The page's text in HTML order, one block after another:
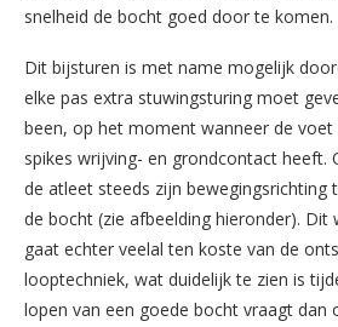
snelheid de bocht goed door te komen.
Dit bijsturen is met name mogelijk
elke pas extra stuwingsturing moet
been, op het moment wanneer de
spikes wrijving- en grondcontact heeft.
de atleet steeds zijn bewegingsrichting
de bocht (zie afbeelding hieronder). Dit
gaat echter veelal ten koste van de
looptechniek, wat duidelijk te zien is
lopen van een goede bocht vraagt dan